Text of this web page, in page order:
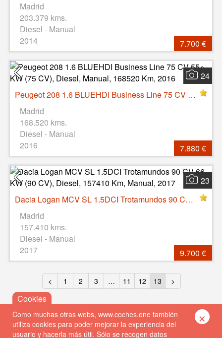
Madrid
203.379 kms.
Diesel - Manual
2014
7.700 €
24
Peugeot 208 1.6 BLUEHDI Business Line 75 CV 55 KW (75 CV), Diesel, Manual, 168520 Km, 2016
Madrid
168.520 kms.
Diesel - Manual
2016
7.880 €
23
Dacia Logan MCV SL 1.5DCI Trotamundos 90 CV 66 KW (90 CV), Diesel, 157410 Km, Manual, 2017
Madrid
157.410 kms.
Diesel - Manual
2017
9.700 €
< 1 2 3 … 11 12 13 >
Como muchas otras webs, www.coches.one también
utiliza cookies para poder mejorar la experiencia del
usuario y hacerla más útil. Sólo se recogen datos
×